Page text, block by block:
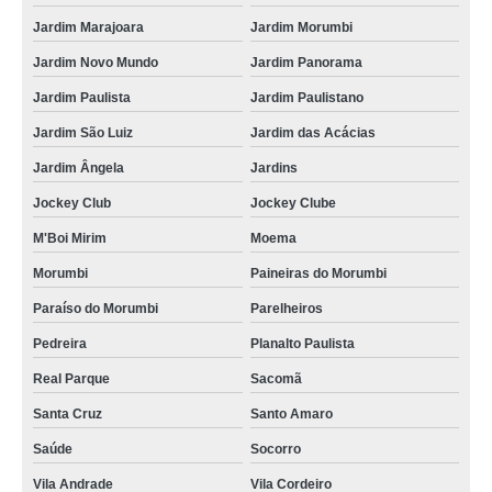
Prudente
tubos de alumínio azuis para ar comprimido Parque São Lucas
tubos de alumínio de ar comprimido Itaim Bibi
tubo em alumínio para ar comprimido orçamento Cordisburgo
distribuidores de tubo alumínio para ar comprimido Jockey Club
tubo de alumínio ar comprimido Mineiros do Tietê
distribuidores de tubo de alumínio de ar comprimido Cidade Ademar
empresas de tubo para ar comprimido em alumínio Sorocaba
tubos em alumínio ar comprimido Itanhaém
tubo de alumínio de ar comprimido orçamento Monte Sião
Jardim Marajoara Jardim Morumbi
Jardim Novo Mundo Jardim Panorama
Jardim Paulista Jardim Paulistano
Jardim São Luiz Jardim das Acácias
Jardim Ângela Jardins
Jockey Club Jockey Clube
M'Boi Mirim Moema
Morumbi Paineiras do Morumbi
Paraíso do Morumbi Parelheiros
Pedreira Planalto Paulista
Real Parque Sacomã
Santa Cruz Santo Amaro
Saúde Socorro
Vila Andrade Vila Cordeiro